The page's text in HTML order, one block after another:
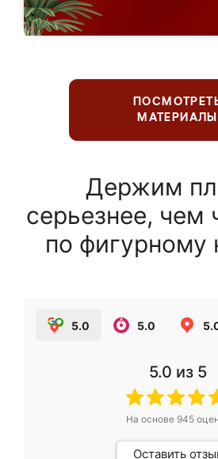
МАТЕРИАЛЫ
Держим
серьезнее, чем
по фигурному
5.0 5.0
5.0 из 5
На основе 945
Оставить